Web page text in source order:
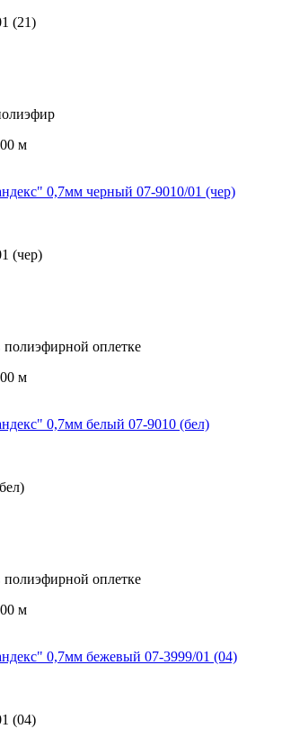
(21)
м
0,7мм черный 07-9010/01 (чер)
(чер)
полиэфирной оплетке
м
0,7мм белый 07-9010 (бел)
полиэфирной оплетке
м
0,7мм бежевый 07-3999/01 (04)
(04)